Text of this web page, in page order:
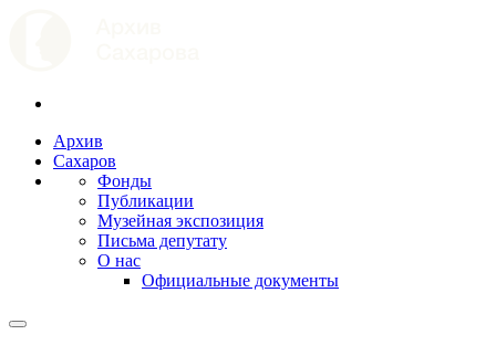
Архив
Сахаров
Фонды
Публикации
Музейная экспозиция
Письма депутату
О нас
Официальные документы